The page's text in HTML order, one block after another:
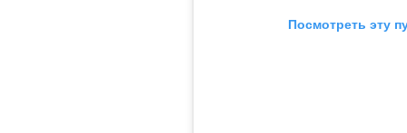
Посмотреть эту